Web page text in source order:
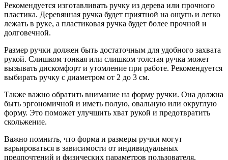
Рекомендуется изготавливать ручку из дерева или прочного
пластика. Деревянная ручка будет приятной на ощупь и легко
лежать в руке, а пластиковая ручка будет более прочной и
долговечной.
Размер ручки должен быть достаточным для удобного захвата
рукой. Слишком тонкая или слишком толстая ручка может
вызывать дискомфорт и утомление при работе. Рекомендуется
выбирать ручку с диаметром от 2 до 3 см.
Также важно обратить внимание на форму ручки. Она должна
быть эргономичной и иметь полую, овальную или округлую
форму. Это поможет улучшить хват рукой и предотвратить
скольжение.
Важно помнить, что форма и размеры ручки могут
варьироваться в зависимости от индивидуальных
предпочтений и физических параметров пользователя.